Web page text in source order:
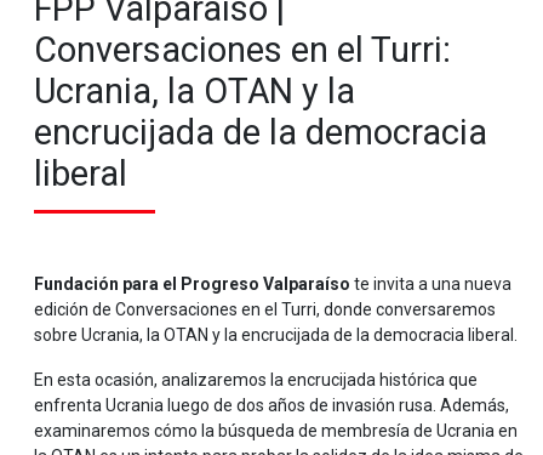
FPP Valparaíso |
Conversaciones en el Turri:
Ucrania, la OTAN y la
encrucijada de la democracia
liberal
Fundación para el Progreso Valparaíso te invita a una nueva
edición de Conversaciones en el Turri, donde conversaremos
sobre Ucrania, la OTAN y la encrucijada de la democracia liberal.
En esta ocasión, analizaremos la encrucijada histórica que
enfrenta Ucrania luego de dos años de invasión rusa. Además,
examinaremos cómo la búsqueda de membresía de Ucrania en